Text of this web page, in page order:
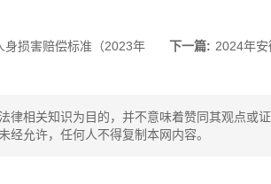
身损害赔偿标准（2023年
下一篇: 2024年
律相关知识为目的，并不意味着赞同其观点或
经允许，任何人不得复制本网内容。